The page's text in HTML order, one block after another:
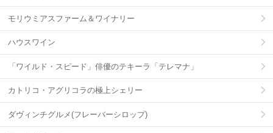
モリウミアスファーム＆ワイナリー
ハウスワイン
「ワイルド・スピード」俳優のテキーラ「テレマナ」
カトリコ・アグリコラの極上シェリー
ダヴィンチグルメ(フレーバーシロップ)